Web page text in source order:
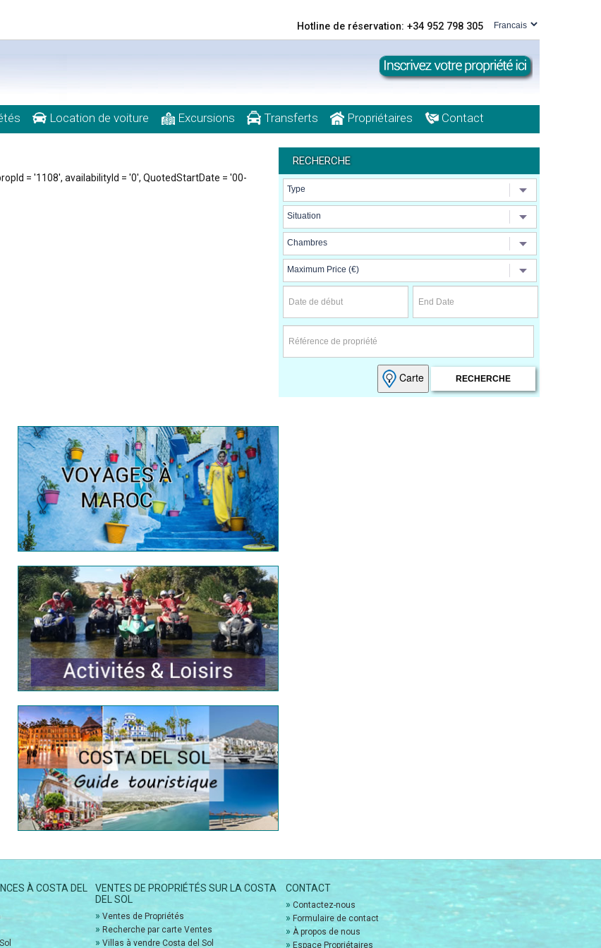
Hotline de réservation: +34 952 798 305
Location de voiture Excursions Transferts Propriétaires Contact
= '1108', availabilityId = '0', QuotedStartDate = '00-
RECHERCHE
Carte
À COSTA DEL
VENTES DE PROPRIÉTÉS SUR LA COSTA
DEL SOL
» Ventes de Propriétés
» Recherche par carte Ventes
» Villas à vendre Costa del Sol
CONTACT
» Contactez-nous
» Formulaire de contact
» À propos de nous
» Espace Propriétaires